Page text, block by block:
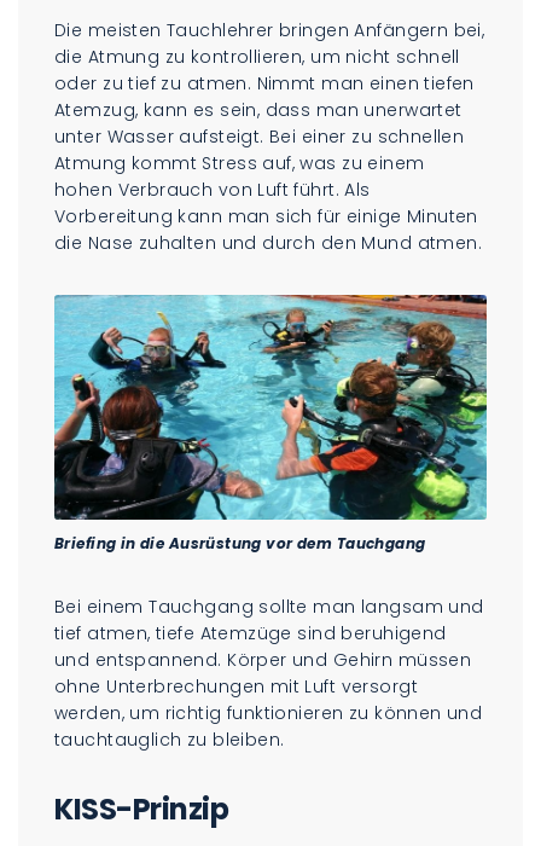
Die meisten Tauchlehrer bringen Anfängern bei,
die Atmung zu kontrollieren, um nicht schnell
oder zu tief zu atmen. Nimmt man einen tiefen
Atemzug, kann es sein, dass man unerwartet
unter Wasser aufsteigt. Bei einer zu schnellen
Atmung kommt Stress auf, was zu einem
hohen Verbrauch von Luft führt. Als
Vorbereitung kann man sich für einige Minuten
die Nase zuhalten und durch den Mund atmen.
Briefing in die Ausrüstung vor dem Tauchgang
Bei einem Tauchgang sollte man langsam und
tief atmen, tiefe Atemzüge sind beruhigend
und entspannend. Körper und Gehirn müssen
ohne Unterbrechungen mit Luft versorgt
werden, um richtig funktionieren zu können und
tauchtauglich zu bleiben.
KISS-Prinzip